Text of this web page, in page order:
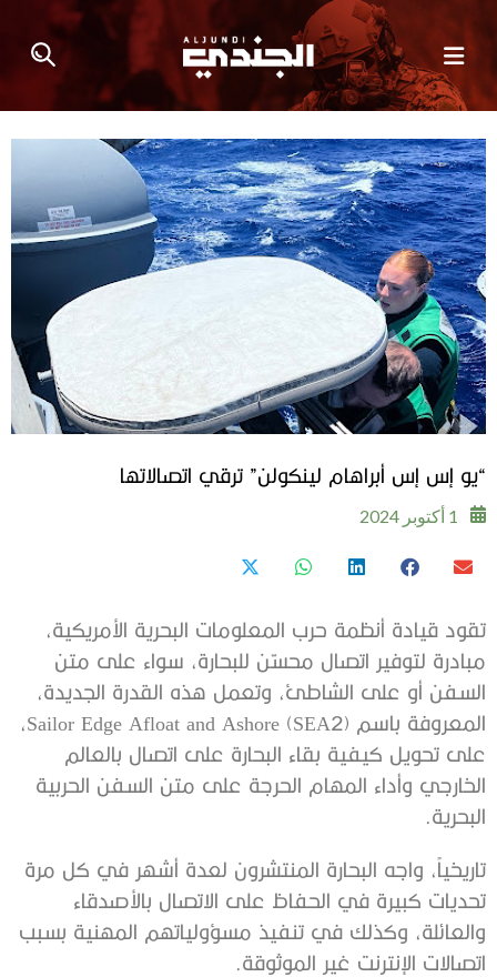
“يو إس إس أبراهام لينكولن” ترقي اتصالاتها
1 أكتوبر 2024
تقود قيادة أنظمة حرب المعلومات البحرية الأمريكية،
مبادرة لتوفير اتصال محسّن للبحارة، سواء على متن
السفن أو على الشاطئ، وتعمل هذه القدرة الجديدة،
المعروفة باسم Sailor Edge Afloat and Ashore (SEA2)،
على تحويل كيفية بقاء البحارة على اتصال بالعالم
الخارجي وأداء المهام الحرجة على متن السفن الحربية
البحرية.
تاريخياً، واجه البحارة المنتشرون لعدة أشهر في كل مرة
تحديات كبيرة في الحفاظ على الاتصال بالأصدقاء
والعائلة، وكذلك في تنفيذ مسؤولياتهم المهنية بسبب
اتصالات الإنترنت غير الموثوقة.